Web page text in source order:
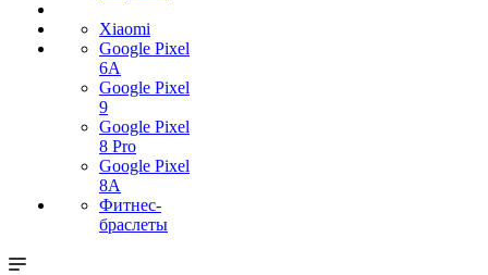
Xiaomi
Google Pixel
6A
Google Pixel
9
Google Pixel
8 Pro
Google Pixel
8A
Фитнес-
браслеты